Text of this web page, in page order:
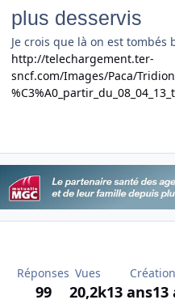
plus desservis
Je crois que là on est tombés
http://telechargement.ter-
sncf.com/Images/Paca/
Réponses
99
Vues
20,2k
Création
13 ans13